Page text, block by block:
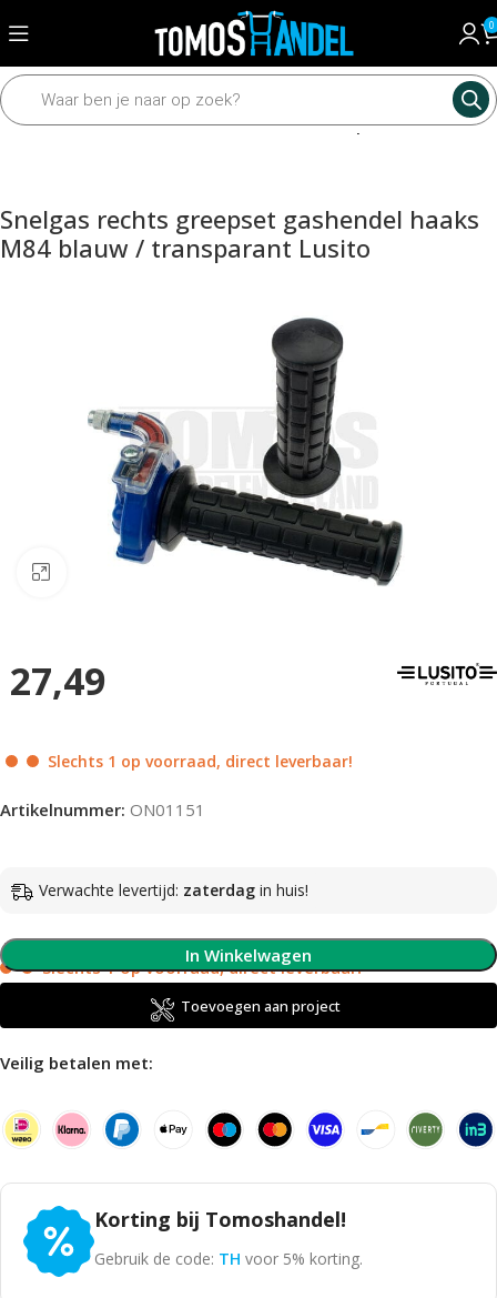
0
Home Framedelen Sturen en toebehoren Grepen en hendels
Snelgas rechts greepset gashendel haaks
M84 blauw / transparant Lusito
27,49
Slechts 1 op voorraad, direct leverbaar!
Artikelnummer: ON01151
Verwachte levertijd: zaterdag in huis!
Slechts 1 op voorraad, direct leverbaar!
In Winkelwagen
Toevoegen aan project
Veilig betalen met:
Korting bij Tomoshandel!
Gebruik de code: TH voor 5% korting.